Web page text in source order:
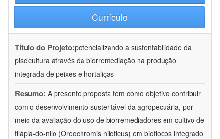
Currículo
Título do Projeto:potencializando a sustentabilidade da
piscicultura através da biorremediação na produção
integrada de peixes e hortaliças
Resumo: A presente proposta tem como objetivo contribuir
com o desenvolvimento sustentável da agropecuária, por
meio da avaliação do uso de biorremediadores em cultivo de
tilápia-do-nilo (Oreochromis niloticus) em bioflocos integrado